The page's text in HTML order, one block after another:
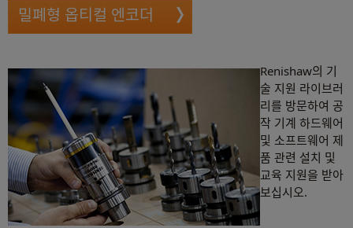
밀폐형 옵티컬 엔코더
Renishaw의 기
술 지원 라이브러
리를 방문하여 공
작 기계 하드웨어
및 소프트웨어 제
품 관련 설치 및
교육 지원을 받아
보십시오.